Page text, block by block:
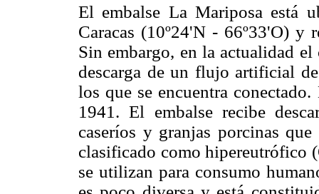
El embalse La Mariposa está
Caracas (10º24'N - 66º33'O) y
Sin embargo, en la actualidad
descarga de un flujo artificial
los que se encuentra
1941. El embalse recibe
caseríos y granjas porcinas
clasificado como hipereutrófico
se utilizan para consumo